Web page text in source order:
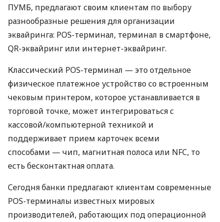
ПУМБ, предлагают своим клиентам по выбору
разнообразные решения для организации
эквайринга: POS-терминал, терминал в смартфоне,
QR-эквайринг или интернет-эквайринг.
Классический POS-терминал — это отдельное
физическое платежное устройство со встроенным
чековым принтером, которое устанавливается в
торговой точке, может интегрироваться с
кассовой/компьютерной техникой и
поддерживает прием карточек всеми
способами — чип, магнитная полоса или NFC, то
есть бесконтактная оплата.
Сегодня банки предлагают клиентам современные
POS-терминалы известных мировых
производителей, работающих под операционной